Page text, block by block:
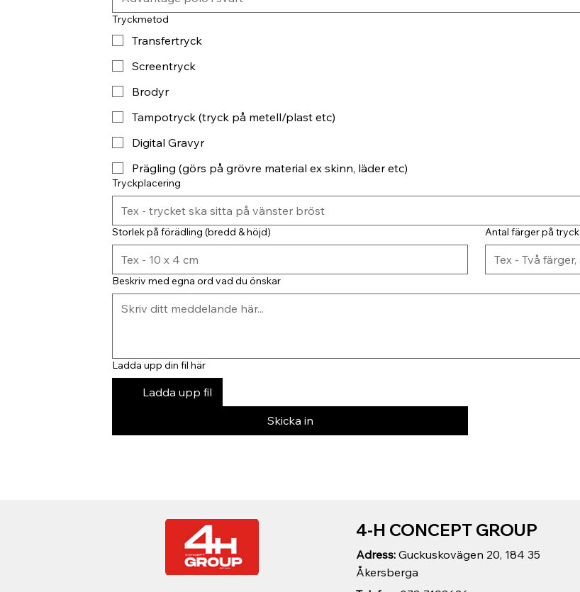
Tryckmetod
Transfertryck
Screentryck
Brodyr
Tampotryck (tryck på metell/plast etc)
Digital Gravyr
Prägling (görs på grövre material ex skinn, läder etc)
Tryckplacering
Storlek på förädling (bredd & höjd) Antal färger på tryck
Beskriv med egna ord vad du önskar
Ladda upp din fil här
Ladda upp fil
Skicka in
Adress: Guckuskovägen 20, 184 35
Åkersberga
4-H CONCEPT GROUP